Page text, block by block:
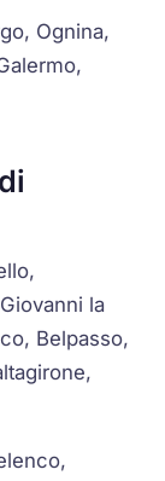
Ognina,
la
Belpasso,